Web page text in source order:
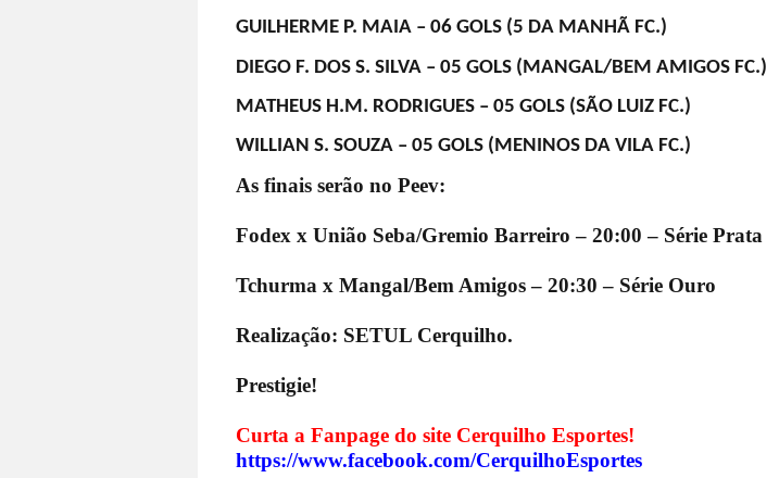
GUILHERME P. MAIA – 06 GOLS (5 DA MANHÃ FC.)
DIEGO F. DOS S. SILVA – 05 GOLS (MANGAL/BEM AMIGOS FC.)
MATHEUS H.M. RODRIGUES – 05 GOLS (SÃO LUIZ FC.)
WILLIAN S. SOUZA – 05 GOLS (MENINOS DA VILA FC.)
As finais serão no Peev:
Fodex x União Seba/Gremio Barreiro – 20:00 – Série Prata
Tchurma x Mangal/Bem Amigos – 20:30 – Série Ouro
Realização: SETUL Cerquilho.
Prestigie!
Curta a Fanpage do site Cerquilho Esportes!
https://www.facebook.com/CerquilhoEsportes